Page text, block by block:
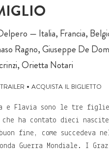
— Italia, Francia,
Ragno, Giuseppe De
Orietta Notari
•acquista il biglietto
e Flavia sono le tre figlie
che ha contato dieci
fine, come
Guerra Mondiale. I